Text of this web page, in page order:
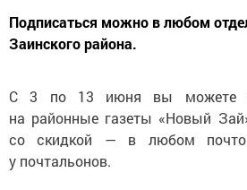
Подписаться можно в любом
Заинского района.
С 3 по 13 июня вы можете
на районные газеты «Новый
со скидкой — в любом
у почтальонов.